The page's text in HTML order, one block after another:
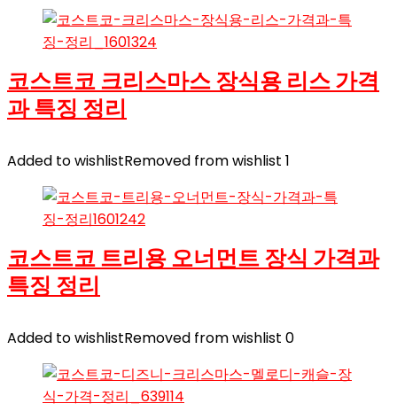
코스트코 크리스마스 장식용 리스 가격
과 특징 정리
Added to wishlistRemoved from wishlist 1
코스트코 트리용 오너먼트 장식 가격과
특징 정리
Added to wishlistRemoved from wishlist 0